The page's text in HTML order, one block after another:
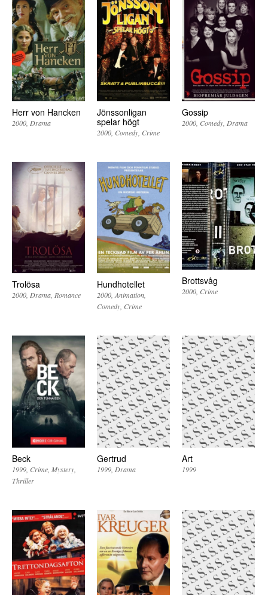
Herr von Hancken
2000 Drama
Jönssonligan
spelar högt
2000 Comedy Crime
Gossip
2000 Comedy Drama
Trolösa
2000 Drama Romance
Hundhotellet
2000 Animation
Comedy Crime
Brottsvåg
2000 Crime
Beck
1999 Crime Mystery
Thriller
Gertrud
1999 Drama
Art
1999